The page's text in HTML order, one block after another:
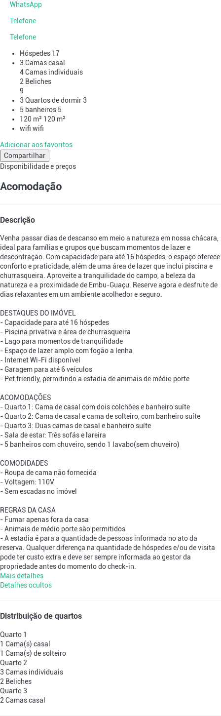
WhatsApp
Telefone
Telefone
Hóspedes 17
3 Camas casal
4 Camas individuais
2 Beliches
9
3 Quartos de dormir 3
5 banheiros 5
120 m² 120 m²
wifi wifi
Adicionar aos favoritos
Compartilhar
Disponibilidade e preços
Acomodação
Descrição
Venha passar dias de descanso em meio a natureza em nossa chácara,
ideal para famílias e grupos que buscam momentos de lazer e
descontração. Com capacidade para até 16 hóspedes, o espaço oferece
conforto e praticidade, além de uma área de lazer que inclui piscina e
churrasqueira. Aproveite a tranquilidade do campo, a beleza da
natureza e a proximidade de Embu-Guaçu. Reserve agora e desfrute de
dias relaxantes em um ambiente acolhedor e seguro.
DESTAQUES DO IMÓVEL
- Capacidade para até 16 hóspedes
- Piscina privativa e área de churrasqueira
- Lago para momentos de tranquilidade
- Espaço de lazer amplo com fogão a lenha
- Internet Wi-Fi disponível
- Garagem para até 6 veículos
- Pet friendly, permitindo a estadia de animais de médio porte
ACOMODAÇÕES
- Quarto 1: Cama de casal com dois colchões e banheiro suíte
- Quarto 2: Cama de casal e cama de solteiro, com banheiro suíte
- Quarto 3: Duas camas de casal e banheiro suíte
- Sala de estar: Três sofás e lareira
- 5 banheiros com chuveiro, sendo 1 lavabo(sem chuveiro)
COMODIDADES
- Roupa de cama não fornecida
- Voltagem: 110V
- Sem escadas no imóvel
REGRAS DA CASA
- Fumar apenas fora da casa
- Animais de médio porte são permitidos
- A estadia é para a quantidade de pessoas informada no ato da
reserva. Qualquer diferença na quantidade de hóspedes e/ou de visita
pode ter custo extra e deve ser sempre informada ao gestor da
propriedade antes do momento do check-in.
Mais detalhes
Detalhes ocultos
Distribuição de quartos
Quarto 1
1 Cama(s) casal
1 Cama(s) de solteiro
Quarto 2
3 Camas individuais
2 Beliches
Quarto 3
2 Camas casal